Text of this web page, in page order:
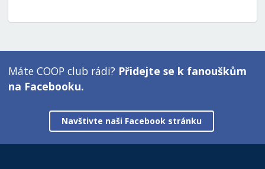
Máte COOP club rádi? Přidejte se k fanouškům
na Facebooku.
Navštivte naši Facebook stránku